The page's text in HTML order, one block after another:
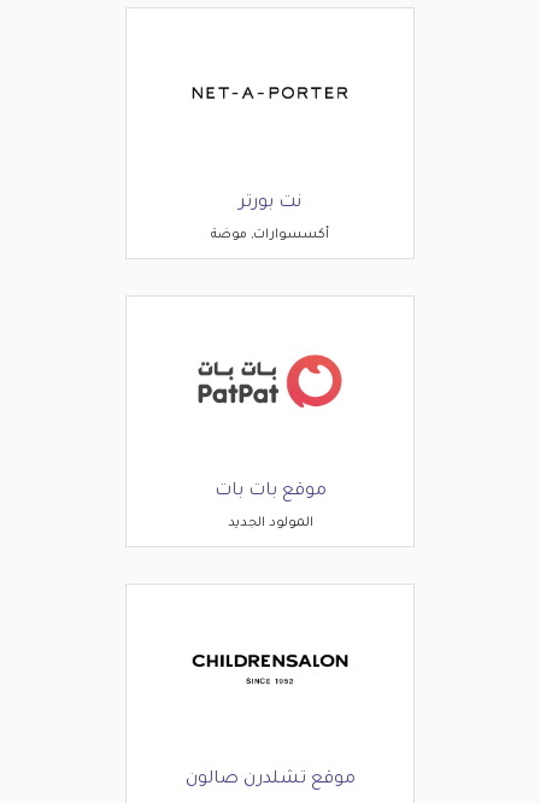
نت بورتر
أكسسوارات, موضة
موقع بات بات
المولود الجديد
موقع تشلدرن صالون